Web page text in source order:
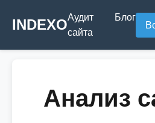
INDEXOАудит
сайта
Блог
Анализ